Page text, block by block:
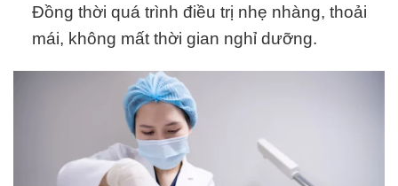
Đồng thời quá trình điều trị nhẹ nhàng, thoải
mái, không mất thời gian nghỉ dưỡng.